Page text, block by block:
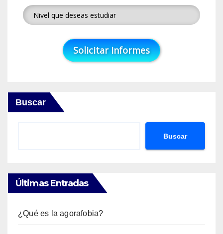
Buscar
Buscar
Últimas Entradas
¿Qué es la agorafobia?